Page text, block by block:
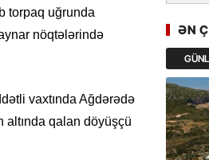
torpaq uğrunda
nöqtələrində
vaxtında Ağdərədə
altında qalan döyüşçü
Awards
-
Türkiyə
ƏN